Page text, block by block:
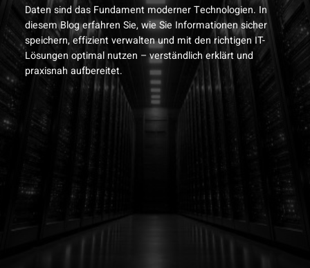
Daten sind das Fundament moderner Technologien. In
diesem Blog erfahren Sie, wie Sie Informationen sicher
speichern, effizient verwalten und mit den richtigen IT-
Lösungen optimal nutzen – verständlich erklärt und
praxisnah aufbereitet.